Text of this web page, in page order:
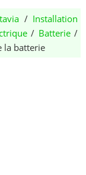
/ Installation
/ Batterie/
la batterie